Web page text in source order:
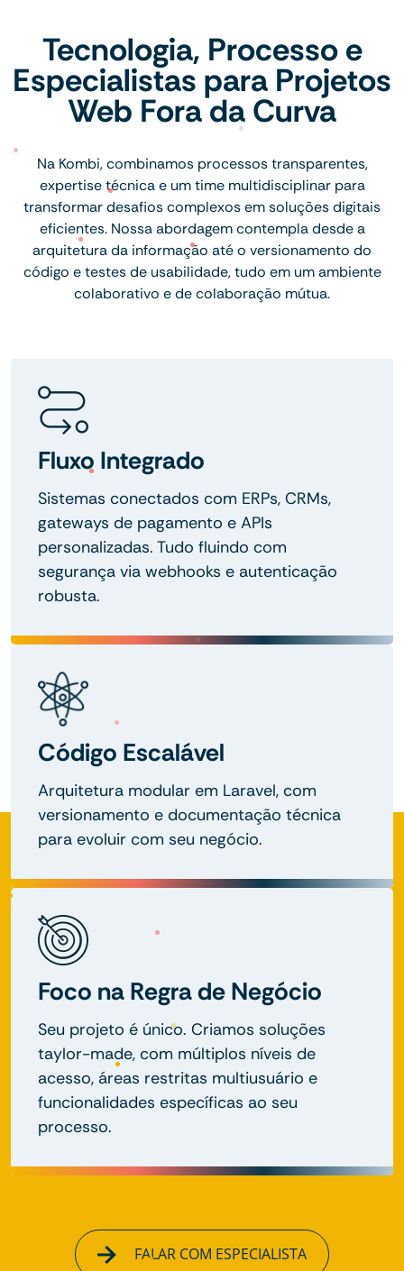
Tecnologia, Processo e
Especialistas para Projetos
Web Fora da Curva
Na Kombi, combinamos processos transparentes,
expertise técnica e um time multidisciplinar para
transformar desafios complexos em soluções digitais
eficientes. Nossa abordagem contempla desde a
arquitetura da informação até o versionamento do
código e testes de usabilidade, tudo em um ambiente
colaborativo e de colaboração mútua.
Fluxo Integrado
Sistemas conectados com ERPs, CRMs,
gateways de pagamento e APIs
personalizadas. Tudo fluindo com
segurança via webhooks e autenticação
robusta.
Código Escalável
Arquitetura modular em Laravel, com
versionamento e documentação técnica
para evoluir com seu negócio.
Foco na Regra de Negócio
Seu projeto é único. Criamos soluções
taylor-made, com múltiplos níveis de
acesso, áreas restritas multiusuário e
funcionalidades específicas ao seu
processo.
FALAR COM ESPECIALISTA